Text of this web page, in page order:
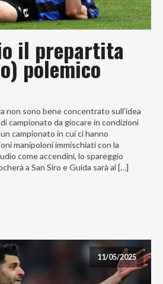
il prepartita
polemico
non sono bene concentrato sull'idea
campionato da giocare in condizioni
campionato in cui ci hanno
manipoloni immischiati con la
come accendini, lo spareggio
a San Siro e Guida sarà al […]
11/05/2025